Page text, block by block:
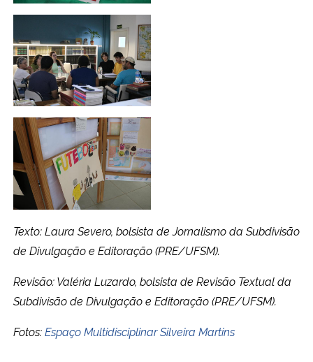
Texto: Laura Severo, bolsista de Jornalismo da Subdivisão
de Divulgação e Editoração (PRE/UFSM).
Revisão: Valéria Luzardo, bolsista de Revisão Textual da
Subdivisão de Divulgação e Editoração (PRE/UFSM).
Fotos:Espaço Multidisciplinar Silveira Martins